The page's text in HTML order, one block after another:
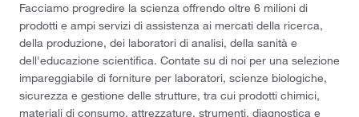
Facciamo progredire la scienza offrendo oltre 6 milioni di
prodotti e ampi servizi di assistenza ai mercati della ricerca,
della produzione, dei laboratori di analisi, della sanità e
dell'educazione scientifica. Contate su di noi per una selezione
impareggiabile di forniture per laboratori, scienze biologiche,
sicurezza e gestione delle strutture, tra cui prodotti chimici,
materiali di consumo, attrezzature, strumenti, diagnostica e